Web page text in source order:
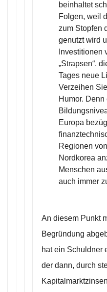
beinhaltet
Folgen, weil
zum Stopfen
genutzt wird
Investitionen
„Strapsen“,
Tages neue
Verzeihen
Humor.
Europa
Regionen
Nordkorea
Menschen
auch immer
An diesem Punkt
Begründung
hat ein Schuldner
der dann, durch